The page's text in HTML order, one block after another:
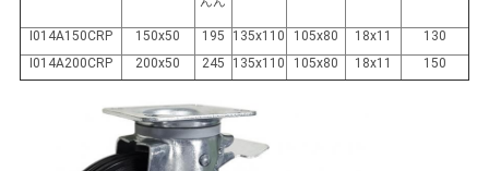
さ
い
I014A150CRP 150x50 195 135x110 105x80 18x11
130
I014A200CRP
200x50 245 135x110 105x80 18x11 150